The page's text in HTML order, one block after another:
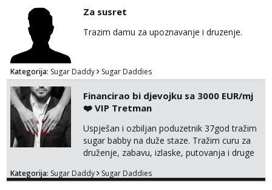
Za susret
Trazim damu za upoznavanje i druzenje.
Kategorija: Sugar Daddy Sugar Daddies
Financirao bi djevojku sa 3000 EUR/mj
❤️ VIP Tretman
Uspješan i ozbiljan poduzetnik 37god tražim
sugar babby na duže staze. Tražim curu za
druženje, zabavu, izlaske, putovanja i druge
otvorena, komunikativna, zgodna i atraktivna
Kategorija: Sugar Daddy Sugar Daddies